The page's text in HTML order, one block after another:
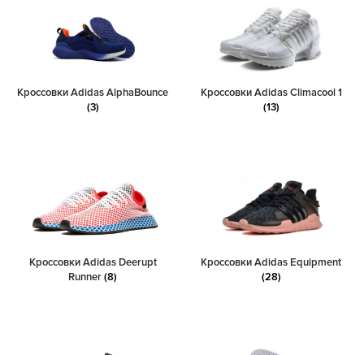
Кроссовки Adidas AlphaBounce
(3)
Кроссовки Adidas Climacool 1
(13)
Кроссовки Adidas Deerupt
Runner(8)
Кроссовки Adidas Equipment
(28)